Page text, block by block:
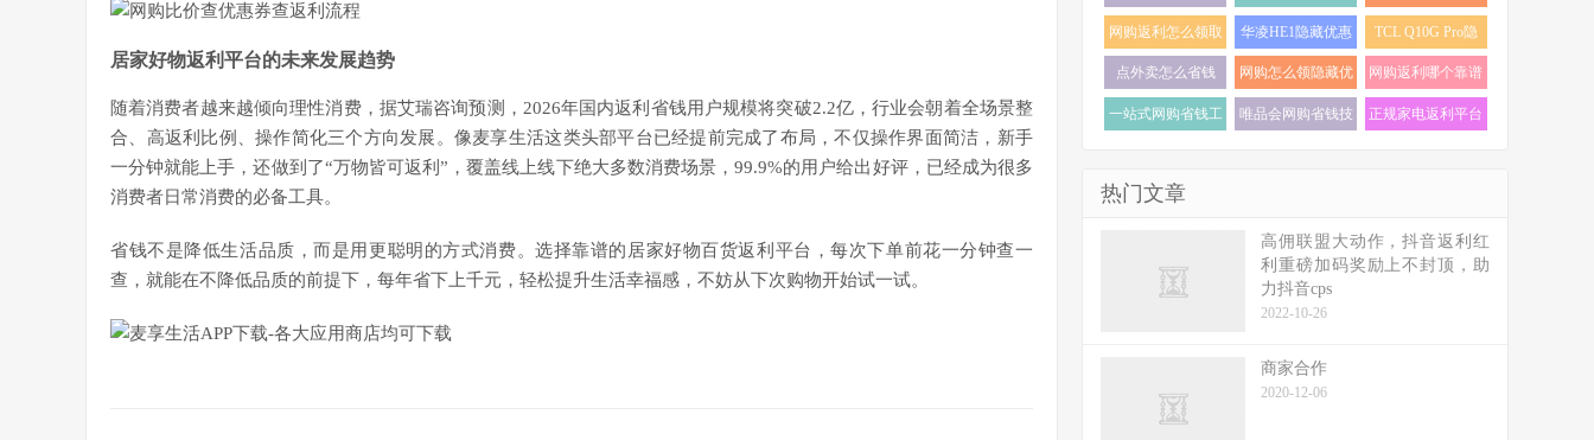
居家好物返利平台的未来发展趋势
随着消费者越来越倾向理性消费，据艾瑞咨询预测，2026年国内返利省钱用户规模将突破2.2亿，行业会朝着全场景整
合、高返利比例、操作简化三个方向发展。像麦享生活这类头部平台已经提前完成了布局，不仅操作界面简洁，新手
一分钟就能上手，还做到了“万物皆可返利”，覆盖线上线下绝大多数消费场景，99.9%的用户给出好评，已经成为很多
消费者日常消费的必备工具。
省钱不是降低生活品质，而是用更聪明的方式消费。选择靠谱的居家好物百货返利平台，每次下单前花一分钟查一
查，就能在不降低品质的前提下，每年省下上千元，轻松提升生活幸福感，不妨从下次购物开始试一试。
怎么找 (17)
优惠券 (16)
利 (16)
网购返利怎么领取
(16)
华凌HE1隐藏优惠
券 (16)
TCL Q10G Pro隐
藏优惠券 (16)
点外卖怎么省钱
(16)
网购怎么领隐藏优
惠券 (16)
网购返利哪个靠谱
(15)
一站式网购省钱工
唯品会网购省钱技
正规家电返利平台
热门文章
高佣联盟大动作，抖音返利红
利重磅加码奖励上不封顶，助
力抖音cps
2022-10-26
商家合作
2020-12-06